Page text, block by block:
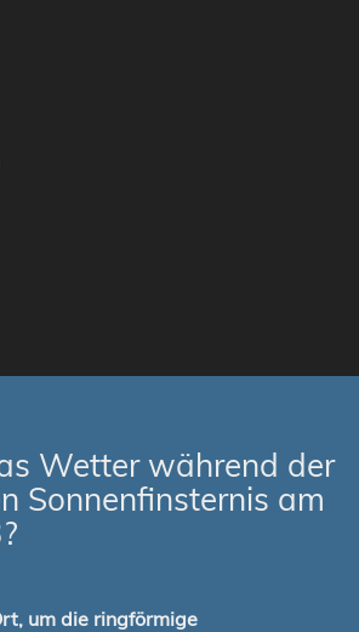
Wetter während der
Sonnenfinsternis am
um die ringförmige